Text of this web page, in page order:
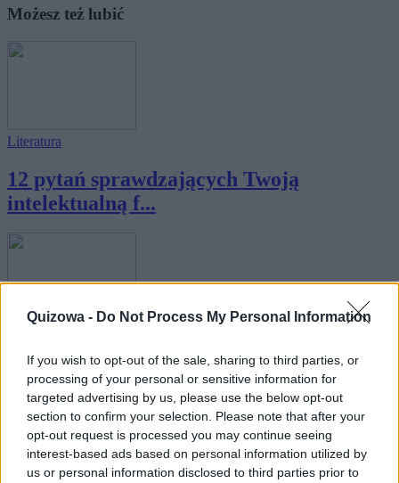
Quizowa - Do Not Process My Personal Information
If you wish to opt-out of the sale, sharing to third parties, or
processing of your personal or sensitive information for
targeted advertising by us, please use the below opt-out
section to confirm your selection. Please note that after your
opt-out request is processed you may continue seeing
interest-based ads based on personal information utilized by
us or personal information disclosed to third parties prior to
Możesz też lubić
Literatura
12 pytań sprawdzających Twoją
intelektualną f...
Jesteś intelektualnym mocarzem... czy
raczej ...